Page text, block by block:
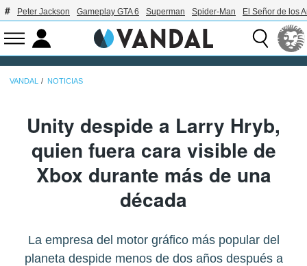
Peter Jackson Gameplay GTA 6 Superman Spider-Man El Señor de los
VANDAL NOTICIAS
Unity despide a Larry Hryb,
quien fuera cara visible de
Xbox durante más de una
década
La empresa del motor gráfico más popular del
planeta despide menos de dos años después a